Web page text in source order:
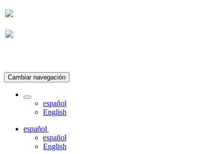
Cambiar navegación
español
English
español
español
English